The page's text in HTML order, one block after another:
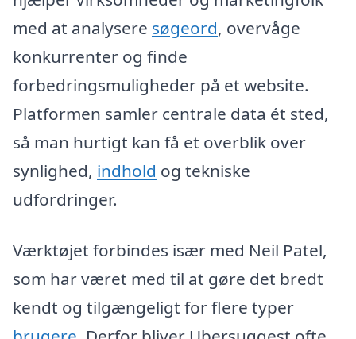
med at analysere søgeord, overvåge
konkurrenter og finde
forbedringsmuligheder på et website.
Platformen samler centrale data ét sted,
så man hurtigt kan få et overblik over
synlighed, indhold og tekniske
udfordringer.
Værktøjet forbindes især med Neil Patel,
som har været med til at gøre det bredt
kendt og tilgængeligt for flere typer